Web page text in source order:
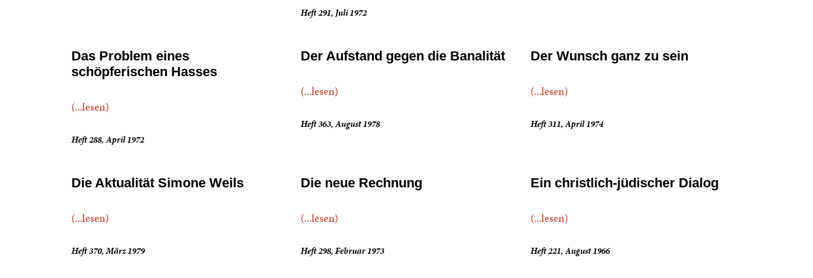
Heft 291, Juli 1972
Das Problem eines
schöpferischen Hasses
(...lesen)
Heft 288, April 1972
Der Aufstand gegen die Banalität
(...lesen)
Heft 363, August 1978
Der Wunsch ganz zu sein
(...lesen)
Heft 311, April 1974
Die Aktualität Simone Weils
(...lesen)
Heft 370, März 1979
Die neue Rechnung
(...lesen)
Heft 298, Februar 1973
Ein christlich-jüdischer Dialog
(...lesen)
Heft 221, August 1966